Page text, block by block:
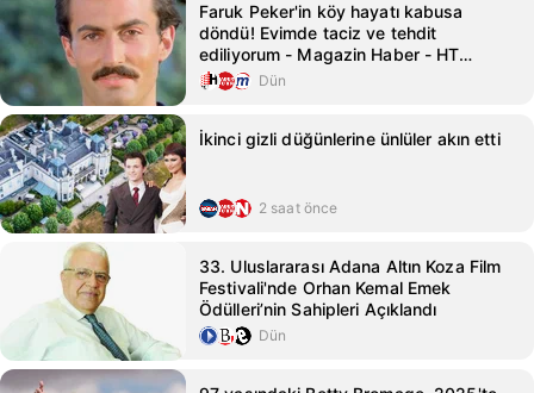
Faruk Peker'in köy hayatı kabusa
döndü! Evimde taciz ve tehdit
ediliyorum - Magazin Haber - HT
MagazinDün
İkinci gizli düğünlerine ünlüler akın etti
2 saat önce
33. Uluslararası Adana Altın Koza Film
Festivali'nde Orhan Kemal Emek
Ödülleri’nin Sahipleri Açıklandı
Dün